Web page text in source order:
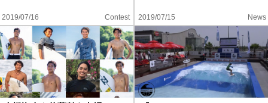
2019/07/16 Contest 2019/07/15 News
FOLLOW US ON